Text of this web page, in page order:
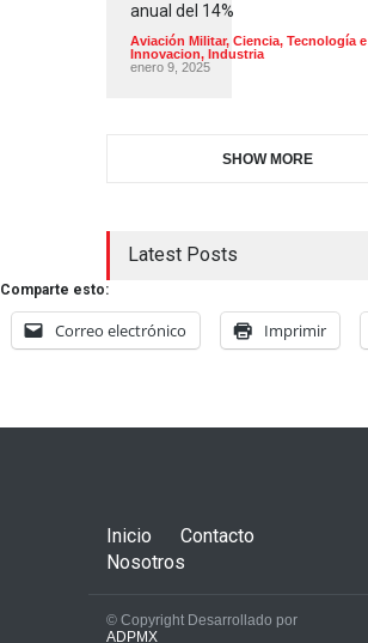
anual del 14%
Aviación Militar, Ciencia, Tecnología e
Innovacion, Industria
enero 9, 2025
SHOW MORE
Latest Posts
Comparte esto:
Correo electrónico Imprimir
Inicio
Contacto
Nosotros
© Copyright Desarrollado por
ADPMX